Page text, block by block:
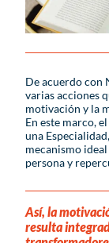
De acuerdo con
varias acciones
motivación y la
En este marco,
una
mecanismo
persona y
Así, la
resulta